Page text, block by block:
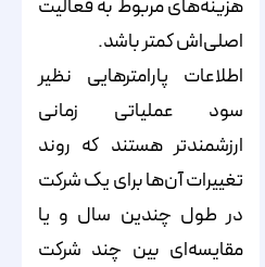
هزینه‌های مربوط به فعالیت
اصلی‌اش کمتر باشد.
اطلاعات پارامترهایی نظیر
سود عملیاتی زمانی
ارزشمندتر هستند که روند
تغییرات آن‌ها برای یک شرکت
در طول چندین سال و یا
مقایسه‌ای بین چند شرکت